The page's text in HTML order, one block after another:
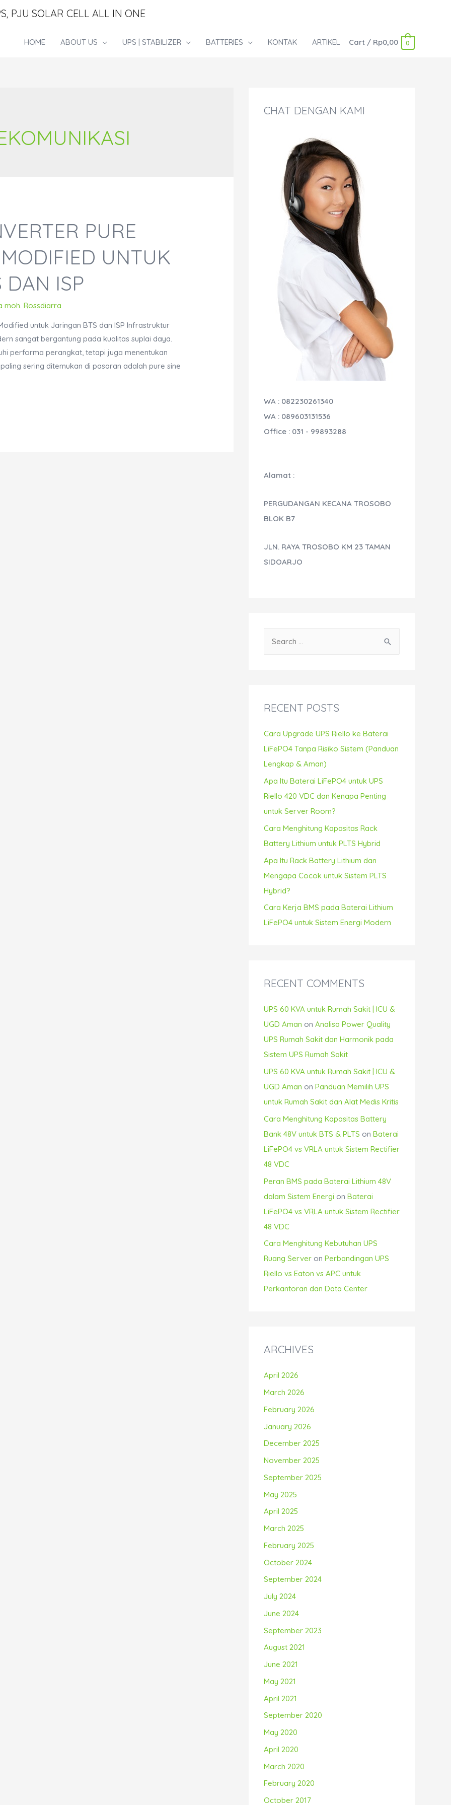
PJU SOLAR CELL ALL IN ONE
HOME ABOUT US UPS | STABILIZER BATTERIES KONTAK ARTIKEL Cart/ Rp0,00 0
PURE
UNTUK
DAN ISP
moh. Rossdiarra
untuk Jaringan BTS dan ISP Infrastruktur
sangat bergantung pada kualitas suplai daya.
performa perangkat, tetapi juga menentukan
sering ditemukan di pasaran adalah pure sine
CHAT DENGAN KAMI
WA : 082230261340
WA : 089603131536
Office : 031 - 99893288
Alamat :
PERGUDANGAN KECANA TROSOBO
BLOK B7
JLN. RAYA TROSOBO KM 23 TAMAN
SIDOARJO
h
RECENT POSTS
Cara Upgrade UPS Riello ke Baterai
LiFePO4 Tanpa Risiko Sistem (Panduan
Lengkap & Aman)
Apa Itu Baterai LiFePO4 untuk UPS
Riello 420 VDC dan Kenapa Penting
untuk Server Room?
Cara Menghitung Kapasitas Rack
Battery Lithium untuk PLTS Hybrid
Apa Itu Rack Battery Lithium dan
Mengapa Cocok untuk Sistem PLTS
Hybrid?
Cara Kerja BMS pada Baterai Lithium
LiFePO4 untuk Sistem Energi Modern
RECENT COMMENTS
UPS 60 KVA untuk Rumah Sakit | ICU &
UGD Aman on Analisa Power Quality
UPS Rumah Sakit dan Harmonik pada
Sistem UPS Rumah Sakit
UPS 60 KVA untuk Rumah Sakit | ICU &
UGD Aman on Panduan Memilih UPS
untuk Rumah Sakit dan Alat Medis Kritis
Cara Menghitung Kapasitas Battery
Bank 48V untuk BTS & PLTS on Baterai
LiFePO4 vs VRLA untuk Sistem Rectifier
48 VDC
Peran BMS pada Baterai Lithium 48V
dalam Sistem Energi on Baterai
LiFePO4 vs VRLA untuk Sistem Rectifier
48 VDC
Cara Menghitung Kebutuhan UPS
Ruang Server on Perbandingan UPS
Riello vs Eaton vs APC untuk
Perkantoran dan Data Center
ARCHIVES
April 2026
March 2026
February 2026
January 2026
December 2025
November 2025
September 2025
May 2025
April 2025
March 2025
February 2025
October 2024
September 2024
July 2024
June 2024
September 2023
August 2021
June 2021
May 2021
April 2021
September 2020
May 2020
April 2020
March 2020
February 2020
October 2017